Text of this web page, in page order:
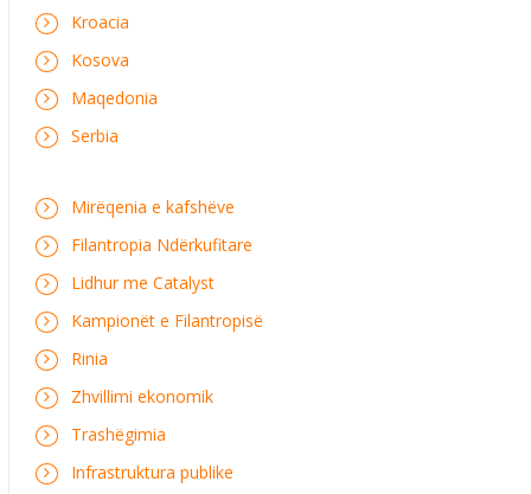
Kroacia
Kosova
Maqedonia
Serbia
Mirëqenia e kafshëve
Filantropia Ndërkufitare
Lidhur me Catalyst
Kampionët e Filantropisë
Rinia
Zhvillimi ekonomik
Trashëgimia
Infrastruktura publike